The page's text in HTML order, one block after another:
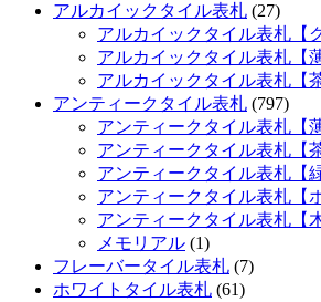
アルカイックタイル表札 (27)
アルカイックタイル表札【
アルカイックタイル表札【
アルカイックタイル表札【
アンティークタイル表札 (797)
アンティークタイル表札【
アンティークタイル表札【
アンティークタイル表札【
アンティークタイル表札【
アンティークタイル表札【
メモリアル (1)
フレーバータイル表札 (7)
ホワイトタイル表札 (61)